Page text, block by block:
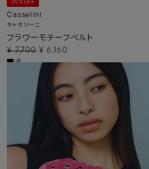
20%OFF
Casselini
キャセリーニ
フラワーモチーフベルト
¥ 7,700 ¥ 6,160